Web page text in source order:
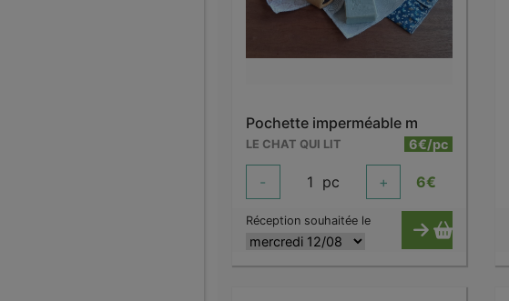
Pochette imperméable m
LE CHAT QUI LIT 6€/pc
- 1 pc + 6€
Réception souhaitée le